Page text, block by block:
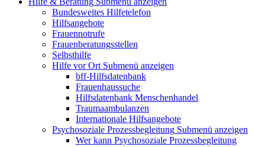
Bundesweites Hilfetelefon
Hilfsangebote
Frauennotrufe
Frauenberatungsstellen
Selbsthilfe
Hilfe vor Ort Submenü anzeigen
bff-Hilfsdatenbank
Frauenhaussuche
Hilfsdatenbank Menschenhandel
Traumaambulanzen
Internationale Hilfsangebote
Psychosoziale Prozessbegleitung Submenü anzeigen
Wer kann Psychosoziale Prozessbegleitung